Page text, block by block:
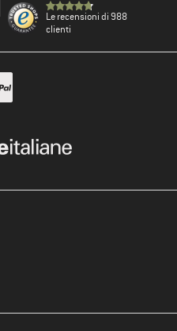
Le recensioni di 988
clienti